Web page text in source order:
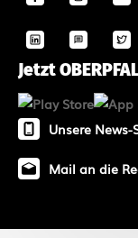
Jetzt
Unsere News-
Mail an die